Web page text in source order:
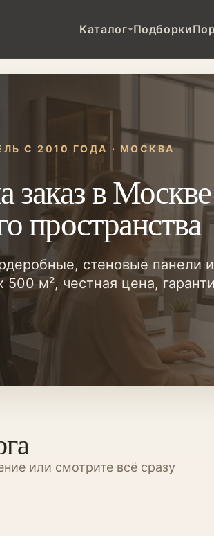
Каталог Подборки
С 2010 ГОДА · МОСКВА
заказ в Москве
пространства
стеновые панели
м², честная цена,
или смотрите всё сразу
Шкафы-купе